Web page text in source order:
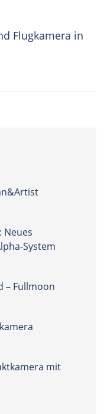
Flugkamera in
Neues
System
– Fullmoon
mit